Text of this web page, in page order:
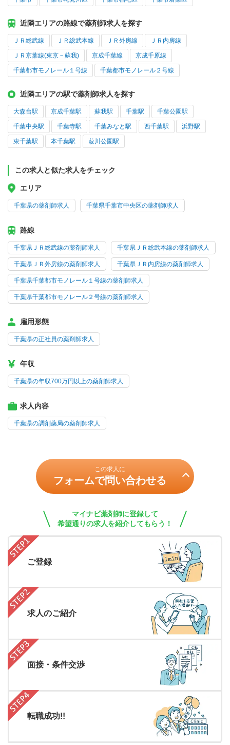
近隣エリアの路線で薬剤師求人を探す
ＪＲ総武線 ＪＲ総武本線 ＪＲ外房線 ＪＲ内房線
ＪＲ京葉線(東京－蘇我) 京成千葉線 京成千原線
千葉都市モノレール１号線 千葉都市モノレール２号線
近隣エリアの駅で薬剤師求人を探す
大森台駅 京成千葉駅 蘇我駅 千葉駅 千葉公園駅
千葉中央駅 千葉寺駅 千葉みなと駅 西千葉駅 浜野駅
東千葉駅 本千葉駅 葭川公園駅
この求人と似た求人をチェック
エリア
千葉県の薬剤師求人 千葉県千葉市中央区の薬剤師求人
路線
千葉県ＪＲ総武線の薬剤師求人 千葉県ＪＲ総武本線の薬剤師求人
千葉県ＪＲ外房線の薬剤師求人 千葉県ＪＲ内房線の薬剤師求人
千葉県千葉都市モノレール１号線の薬剤師求人
千葉県千葉都市モノレール２号線の薬剤師求人
雇用形態
千葉県の正社員の薬剤師求人
年収
千葉県の年収700万円以上の薬剤師求人
求人内容
千葉県の調剤薬局の薬剤師求人
この求人に
フォームで問い合わせる
マイナビ薬剤師に登録して
希望通りの求人を紹介してもらう！
ご登録
求人のご紹介
面接・条件交渉
転職成功!!